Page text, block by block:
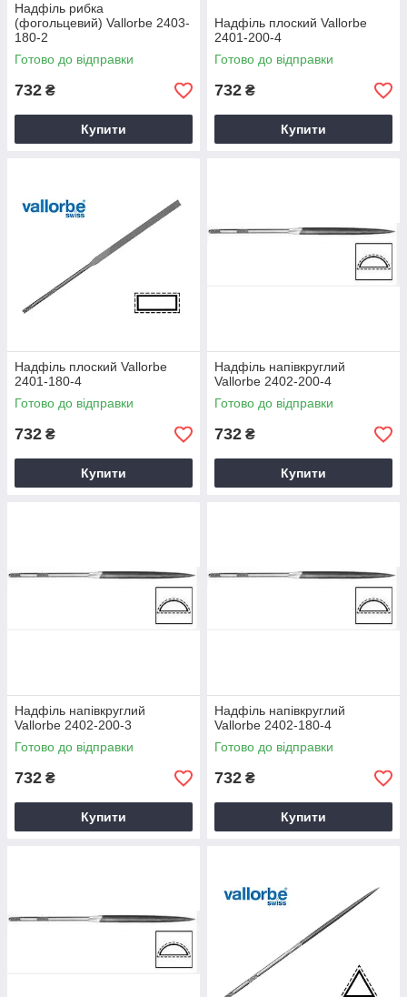
Надфіль рибка
(фогольцевий) Vallorbe 2403-
180-2
Готово до відправки
732 ₴
Купити
Надфіль плоский Vallorbe
2401-200-4
Готово до відправки
732 ₴
Купити
Надфіль плоский Vallorbe
2401-180-4
Готово до відправки
732 ₴
Купити
Надфіль напівкруглий
Vallorbe 2402-200-4
Готово до відправки
732 ₴
Купити
Надфіль напівкруглий
Vallorbe 2402-200-3
Готово до відправки
732 ₴
Купити
Надфіль напівкруглий
Vallorbe 2402-180-4
Готово до відправки
732 ₴
Купити